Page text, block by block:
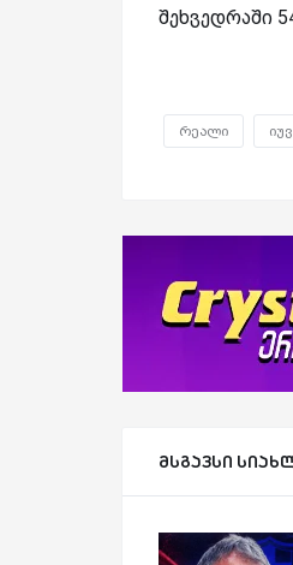
შეხვედრაში
რეალი
მსგავსი